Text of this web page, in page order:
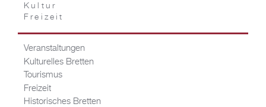
Kultur
Freizeit
Veranstaltungen
Kulturelles Bretten
Tourismus
Freizeit
Historisches Bretten